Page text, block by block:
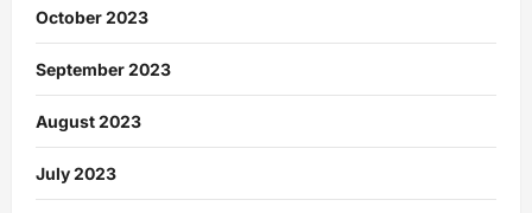
October 2023
September 2023
August 2023
July 2023